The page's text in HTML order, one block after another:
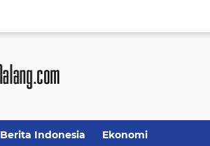
Berita Indonesia Ekonomi